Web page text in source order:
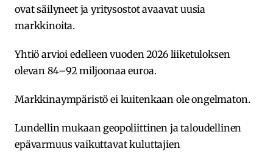
ovat säilyneet ja yritysostot avaavat uusia
markkinoita.
Yhtiö arvioi edelleen vuoden 2026 liiketuloksen
olevan 84–92 miljoonaa euroa.
Markkinaympäristö ei kuitenkaan ole ongelmaton.
Lundellin mukaan geopoliittinen ja taloudellinen
epävarmuus vaikuttavat kuluttajien